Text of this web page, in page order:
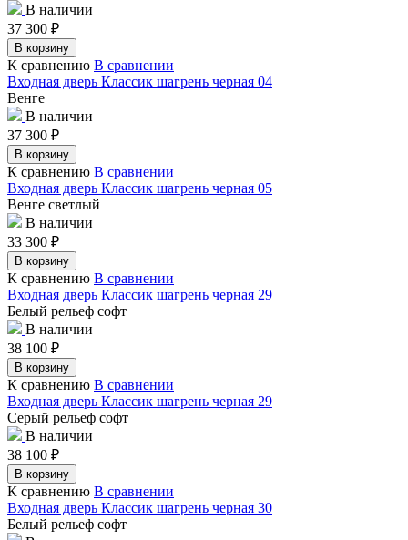
В наличии
37 300 ₽
В корзину
К сравнению В сравнении
Входная дверь Классик шагрень черная 04
Венге
В наличии
37 300 ₽
В корзину
К сравнению В сравнении
Входная дверь Классик шагрень черная 05
Венге светлый
В наличии
33 300 ₽
В корзину
К сравнению В сравнении
Входная дверь Классик шагрень черная 29
Белый рельеф софт
В наличии
38 100 ₽
В корзину
К сравнению В сравнении
Входная дверь Классик шагрень черная 29
Серый рельеф софт
В наличии
38 100 ₽
В корзину
К сравнению В сравнении
Входная дверь Классик шагрень черная 30
Белый рельеф софт